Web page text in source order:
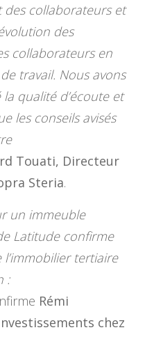
des collaborateurs et
des
collaborateurs en
travail. Nous avons
qualité d’écoute et
les conseils avisés
Touati, Directeur
Steria.
un immeuble
Latitude confirme
tertiaire
:
Rémi
chez